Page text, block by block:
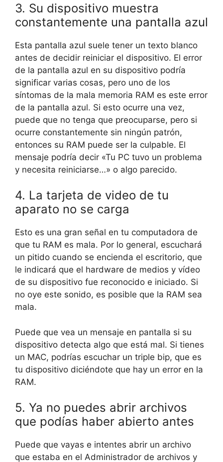
3. Su dispositivo muestra
constantemente una pantalla azul
Esta pantalla azul suele tener un texto blanco
antes de decidir reiniciar el dispositivo. El error
de la pantalla azul en su dispositivo podría
significar varias cosas, pero uno de los
síntomas de la mala memoria RAM es este error
de la pantalla azul. Si esto ocurre una vez,
puede que no tenga que preocuparse, pero si
ocurre constantemente sin ningún patrón,
entonces su RAM puede ser la culpable. El
mensaje podría decir «Tu PC tuvo un problema
y necesita reiniciarse…» o algo parecido.
4. La tarjeta de video de tu
aparato no se carga
Esto es una gran señal en tu computadora de
que tu RAM es mala. Por lo general, escuchará
un pitido cuando se encienda el escritorio, que
le indicará que el hardware de medios y vídeo
de su dispositivo fue reconocido e iniciado. Si
no oye este sonido, es posible que la RAM sea
mala.
Puede que vea un mensaje en pantalla si su
dispositivo detecta algo que está mal. Si tienes
un MAC, podrías escuchar un triple bip, que es
tu dispositivo diciéndote que hay un error en la
RAM.
5. Ya no puedes abrir archivos
que podías haber abierto antes
Puede que vayas e intentes abrir un archivo
que estaba en el Administrador de archivos y